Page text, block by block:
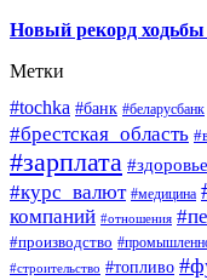
Новый рекорд ходьбы
Метки
#tochka #банк #беларусбанк
#брестская_область
#зарплата #здоровье
#курс_валют #медицина
компаний #отношения
#производство
#строительство #топливо